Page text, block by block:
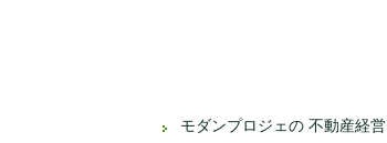
モダンプロジェの 不動産経営